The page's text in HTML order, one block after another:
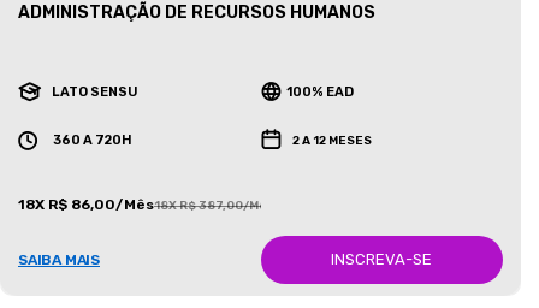
ADMINISTRAÇÃO DE RECURSOS HUMANOS
LATO SENSU 100% EAD
360 A 720H 2 A 12 MESES
18X R$ 86,00/Mês18X R$ 387,00/Mês
SAIBA MAIS INSCREVA-SE